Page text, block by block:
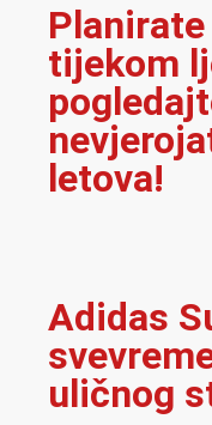
tijekom
letova!
Adidas
uličnog